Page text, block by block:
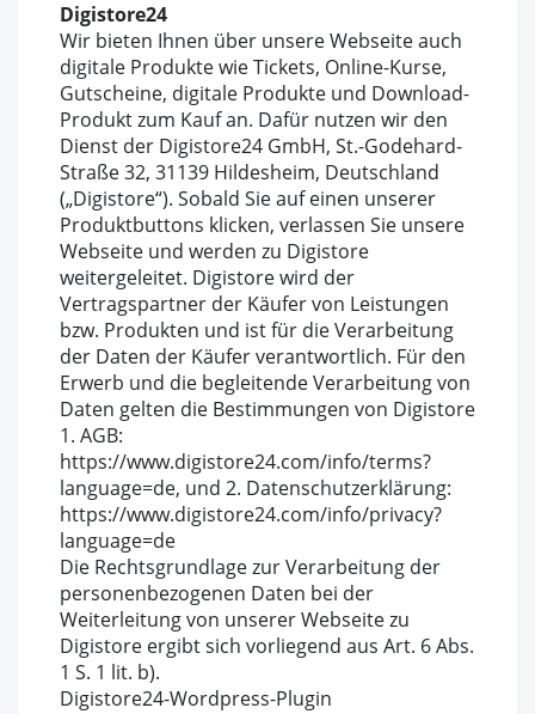
Digistore24
Wir bieten Ihnen über unsere Webseite auch
digitale Produkte wie Tickets, Online-Kurse,
Gutscheine, digitale Produkte und Download-
Produkt zum Kauf an. Dafür nutzen wir den
Dienst der Digistore24 GmbH, St.-Godehard-
Straße 32, 31139 Hildesheim, Deutschland
(„Digistore“). Sobald Sie auf einen unserer
Produktbuttons klicken, verlassen Sie unsere
Webseite und werden zu Digistore
weitergeleitet. Digistore wird der
Vertragspartner der Käufer von Leistungen
bzw. Produkten und ist für die Verarbeitung
der Daten der Käufer verantwortlich. Für den
Erwerb und die begleitende Verarbeitung von
Daten gelten die Bestimmungen von Digistore
1. AGB:
https://www.digistore24.com/info/terms?
language=de, und 2. Datenschutzerklärung:
https://www.digistore24.com/info/privacy?
language=de
Die Rechtsgrundlage zur Verarbeitung der
personenbezogenen Daten bei der
Weiterleitung von unserer Webseite zu
Digistore ergibt sich vorliegend aus Art. 6 Abs.
1 S. 1 lit. b).
Digistore24-Wordpress-Plugin